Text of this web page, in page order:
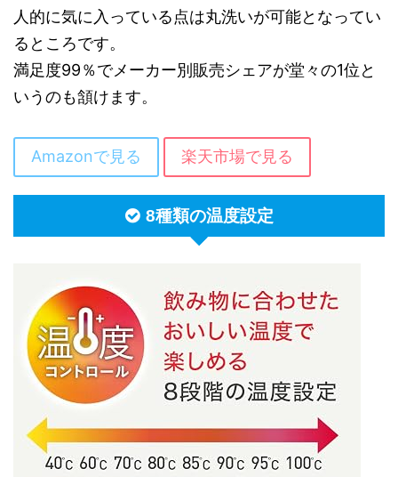
人的に気に入っている点は丸洗いが可能となってい
るところです。
満足度99％でメーカー別販売シェアが堂々の1位と
いうのも頷けます。
Amazonで見る 楽天市場で見る
8種類の温度設定